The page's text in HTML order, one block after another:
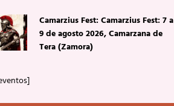
Camarzius Fest: Camarzius Fest: 7 a
9 de agosto 2026, Camarzana de
Tera (Zamora)